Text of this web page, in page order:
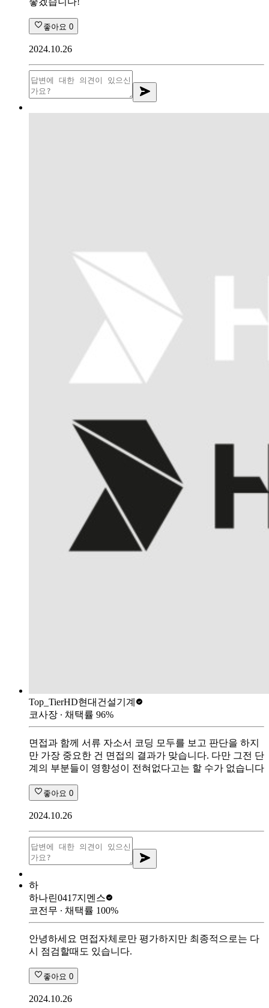
좋아요 0
2024.10.26
Top_TierHD현대건설기계
코사장 ∙ 채택률 96%
면접과 함께 서류 자소서 코딩 모두를 보고 판단을 하지
만 가장 중요한 건 면접의 결과가 맞습니다. 다만 그전 단
계의 부분들이 영향성이 전혀없다고는 할 수가 없습니다
좋아요 0
2024.10.26
하
하나린0417지멘스
코전무 ∙ 채택률 100%
안녕하세요 면접자체로만 평가하지만 최종적으로는 다
시 점검할때도 있습니다.
좋아요 0
2024.10.26